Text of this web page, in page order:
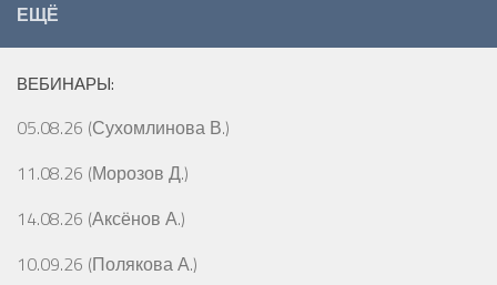
ЕЩЁ
ВЕБИНАРЫ:
05.08.26 (Сухомлинова В.)
11.08.26 (Морозов Д.)
14.08.26 (Аксёнов А.)
10.09.26 (Полякова А.)